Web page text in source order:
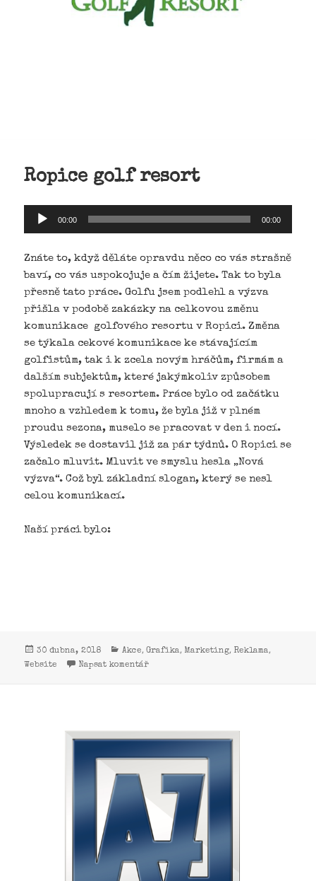
Ropice golf resort
Audio
00:00 00:00
Znáte to, když děláte opravdu něco co vás strašně
baví, co vás uspokojuje a čím žijete. Tak to byla
přesně tato práce. Golfu jsem podlehl a výzva
přišla v podobě zakázky na celkovou změnu
komunikace golfového resortu v Ropici. Změna
se týkala cekové komunikace ke stávajícím
golfistům, tak i k zcela novým hráčům, firmám a
dalším subjektům, které jakýmkoliv způsobem
spolupracují s resortem. Práce bylo od začátku
mnoho a vzhledem k tomu, že byla již v plném
proudu sezona, muselo se pracovat v den i nocí.
Výsledek se dostavil již za pár týdnů. O Ropici se
začalo mluvit. Mluvit ve smyslu hesla „Nová
výzva“. Což byl základní slogan, který se nesl
celou komunikací.
Naší práci bylo:
30 dubna, 2018 Akce,Grafika, Marketing, Reklama,
Website Napsat komentář